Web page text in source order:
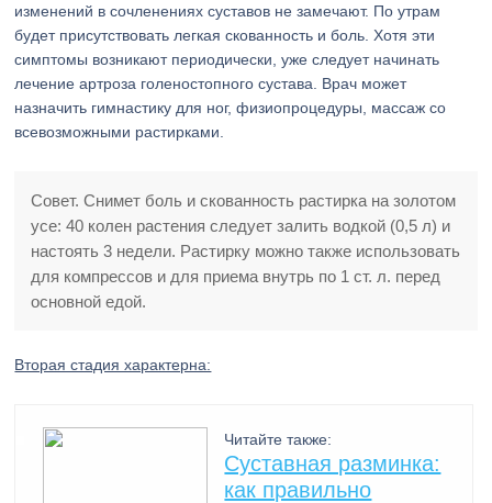
изменений в сочленениях суставов не замечают. По утрам
будет присутствовать легкая скованность и боль. Хотя эти
симптомы возникают периодически, уже следует начинать
лечение артроза голеностопного сустава. Врач может
назначить гимнастику для ног, физиопроцедуры, массаж со
всевозможными растирками.
Совет. Снимет боль и скованность растирка на золотом
усе: 40 колен растения следует залить водкой (0,5 л) и
настоять 3 недели. Растирку можно также использовать
для компрессов и для приема внутрь по 1 ст. л. перед
основной едой.
Вторая стадия характерна:
Читайте также:
Суставная разминка:
как правильно